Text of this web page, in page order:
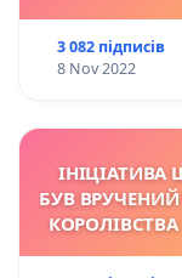
3 082 підписів
8 Nov 2022
БУВ ВРУЧЕНИЙ
КОРОЛІВСТВА